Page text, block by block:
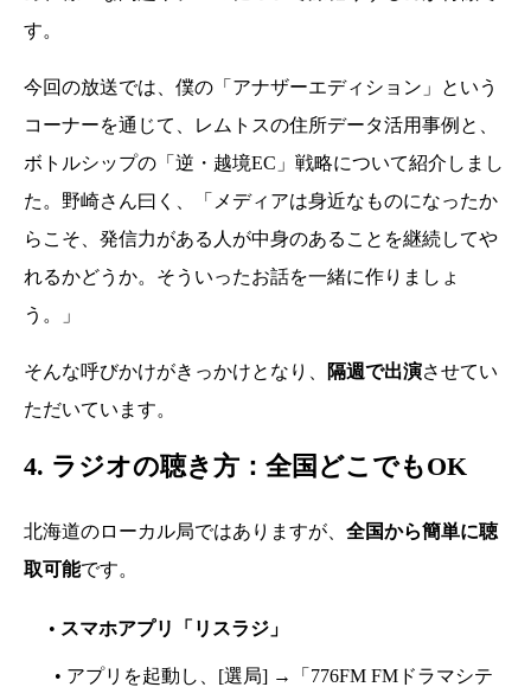
す。
今回の放送では、僕の「アナザーエディション」という
コーナーを通じて、レムトスの住所データ活用事例と、
ボトルシップの「逆・越境EC」戦略について紹介しまし
た。野崎さん曰く、「メディアは身近なものになったか
らこそ、発信力がある人が中身のあることを継続してや
れるかどうか。そういったお話を一緒に作りましょ
う。」
そんな呼びかけがきっかけとなり、 隔週で出演させてい
ただいています。
4. ラジオの聴き方：全国どこでもOK
北海道のローカル局ではありますが、 全国から簡単に聴
取可能です。
• スマホアプリ「リスラジ」
• アプリを起動し、[選局] →「776FM FMドラマシテ